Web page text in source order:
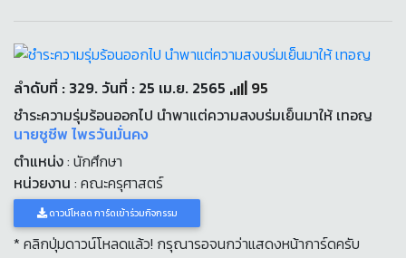
ลำดับที่ : 329. วันที่ : 25 เม.ย. 2565
95
ชำระความรุ่มร้อนออกไป นำพาแต่ความสงบร่มเย็นมาให้ เทอญ
นายชูชีพ ไพรวันมั่นคง
ตำแหน่ง: นักศึกษา
หน่วยงาน : คณะครุศาสตร์
ดาวน์โหลด การ์ดเข้าร่วมกิจกรรม
* คลิกปุ่มดาวน์โหลดแล้ว! กรุณารอจนกว่าแสดงหน้าการ์ดครับ